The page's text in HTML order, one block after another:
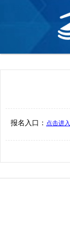
报名入口： 点击进入